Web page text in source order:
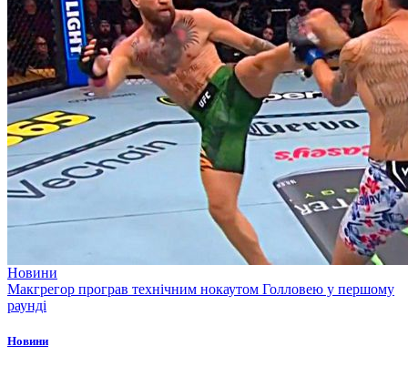
Новини
Макгрегор програв технічним нокаутом Голловею у першому
раунді
Новини